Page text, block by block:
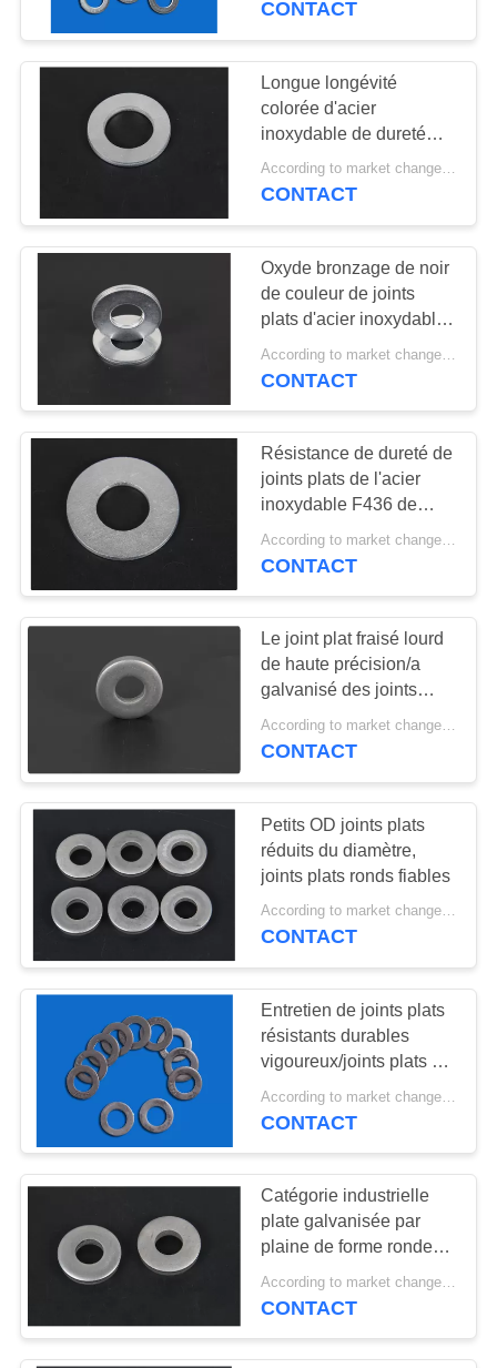
Plat hydraulique de
valve
13
Valve d'excavatrice
20
Incidence
d'excavatrice
Pièces de rechange
de pompe concrète
joints plats d'acier
inoxydable
23
CONTACT
Longue longévité
colorée d'acier
inoxydable de dureté
élevée plate en vrac
mince de joints
According to market changes MOQ:20000pcs
CONTACT
Oxyde bronzage de noir
de couleur de joints
plats d'acier inoxydable
d'USS 1/2 fini
CONTACT
Résistance de dureté de
joints plats de l'acier
inoxydable F436 de
galvanisation haute
According to market changes MOQ:20000pcs
CONTACT
Le joint plat fraisé lourd
de haute précision/a
galvanisé des joints
d'amortisseur
According to market changes MOQ:20000pcs
CONTACT
Petits OD joints plats
réduits du diamètre,
joints plats ronds fiables
According to market changes MOQ:20000pcs
CONTACT
Entretien de joints plats
résistants durables
vigoureux/joints plats de
matériel bas
CONTACT
Catégorie industrielle
plate galvanisée par
plaine de forme ronde
de joints d'acier
inoxydable
CONTACT